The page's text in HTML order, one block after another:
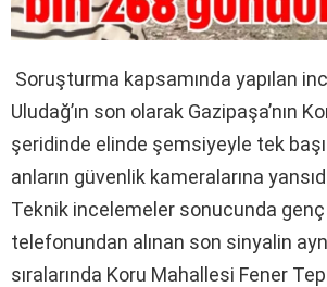
Soruşturma kapsamında yapılan
Uludağ’ın son olarak Gazipaşa’nın
şeridinde elinde şemsiyeyle tek
anların güvenlik kameralarına
Teknik incelemeler sonucunda genç
telefonundan alınan son sinyalin
sıralarında Koru Mahallesi Fener